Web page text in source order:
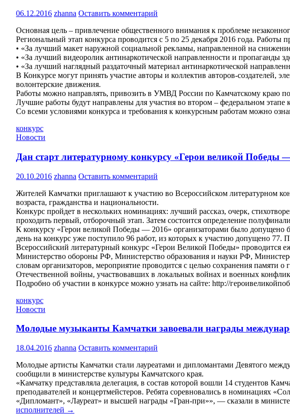
06.12.2016 zhanna Оставить комментарий
Основная цель – привлечение общественного внимания к проблеме
Региональный этап конкурса проводится с 5 по 25 декабря 2016 года. Работы
• «За лучший макет наружной социальной рекламы, направленной на
• «За лучший видеоролик антинаркотической направленности и пропаганды
• «За лучший наглядный раздаточный материал антинаркотической
В Конкурсе могут принять участие авторы и коллектив авторов-создателей,
волонтерские движения.
Работы можно направлять, привозить в УМВД России по Камчатскому краю
Лучшие работы будут направлены для участия во втором – федеральном этапе
Со всеми условиями конкурса и требования к конкурсным работам можно
конкурс
Новости
Дан старт литературному конкурсу «Герои великой Победы
20.10.2016 zhanna Оставить комментарий
Жителей Камчатки приглашают к участию во Всероссийском литературном
возраста, гражданства и национальности.
Конкурс пройдет в нескольких номинациях: лучший рассказ, очерк,
проходить первый, отборочный этап. Затем состоится определение
К конкурсу «Герои великой Победы — 2016» организаторами было допущено
день на конкурс уже поступило 96 работ, из которых к участию допущено 77.
Всероссийский литературный конкурс «Герои Великой Победы» проводится
Министерство обороны РФ, Министерство образования и науки РФ,
словам организаторов, мероприятие проводится с целью сохранения памяти
Отечественной войны, участвовавших в локальных войнах и военных
Подробно об участии в конкурсе можно узнать на сайте: http://
конкурс
Новости
Молодые музыканты Камчатки завоевали награды
18.04.2016 zhanna Оставить комментарий
Молодые артисты Камчатки стали лауреатами и дипломантами Девятого
сообщили в министерстве культуры Камчатского края.
«Камчатку представляла делегация, в состав которой вошли 14 студентов
преподавателей и концертмейстеров. Ребята соревновались в номинациях
«Дипломант», «Лауреат» и высшей награды «Гран-при»», — сказали в
исполнителей →